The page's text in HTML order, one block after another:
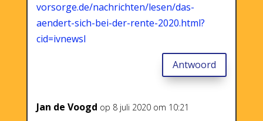
vorsorge.de/nachrichten/lesen/das-
aendert-sich-bei-der-rente-2020.html?
cid=ivnewsl
Antwoord
Jan de Voogd op 8 juli 2020 om 10:21